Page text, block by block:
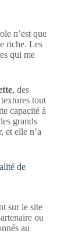
n’est que
riche. Les
qui me
, des
tout
capacité à
grands
et elle n’a
de
sur le site
ou
au